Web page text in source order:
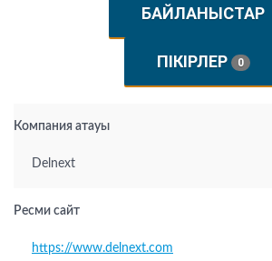
БАЙЛАНЫСТАР
ПІКІРЛЕР 0
Компания атауы
Delnext
Ресми сайт
https://www.delnext.com